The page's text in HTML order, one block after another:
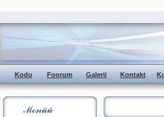
Kodu Foorum Galerii Kontakt